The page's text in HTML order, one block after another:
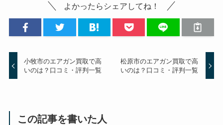
よかったらシェアしてね！
小牧市のエアガン買取で高
いのは？口コミ・評判一覧
松原市のエアガン買取で高
いのは？口コミ・評判一覧
この記事を書いた人